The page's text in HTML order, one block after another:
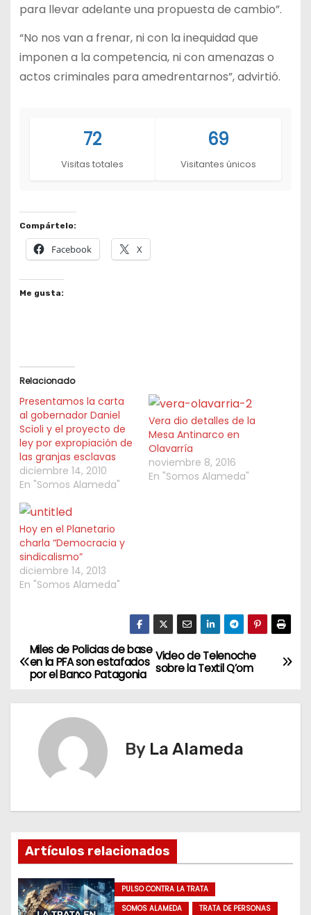
para llevar adelante una propuesta de cambio”.
“No nos van a frenar, ni con la inequidad que
imponen a la competencia, ni con amenazas o
actos criminales para amedrentarnos”, advirtió.
72
Visitas totales
69
Visitantes únicos
Compártelo:
Facebook X
Me gusta:
Relacionado
Presentamos la carta
al gobernador Daniel
Scioli y el proyecto de
ley por expropiación de
las granjas esclavas
diciembre 14, 2010
En "Somos Alameda"
Vera dio detalles de la
Mesa Antinarco en
Olavarría
noviembre 8, 2016
En "Somos Alameda"
Hoy en el Planetario
charla “Democracia y
sindicalismo”
diciembre 14, 2013
En "Somos Alameda"
N
a
i
ó
Video de Telenoche
sobre la Textil Q’om
Miles de Policias de base
en la PFA son estafados
por el Banco Patagonia
By La Alameda
Artículos relacionados
PULSO CONTRA LA TRATA
SOMOS ALAMEDA
TRATA DE PERSONAS